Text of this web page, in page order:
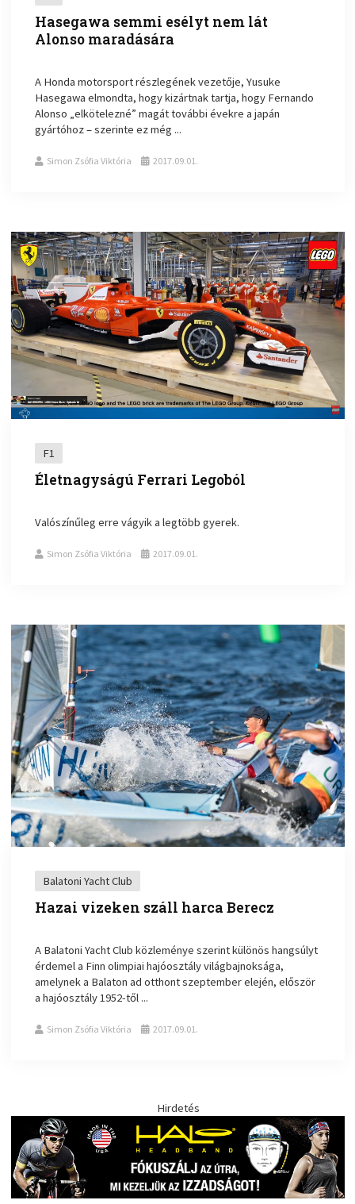
Hasegawa semmi esélyt nem lát
Alonso maradására
A Honda motorsport részlegének vezetője, Yusuke
Hasegawa elmondta, hogy kizártnak tartja, hogy Fernando
Alonso „elkötelezné” magát további évekre a japán
gyártóhoz – szerinte ez még ...
Simon Zsófia Viktória 2017.09.01.
F1
Életnagyságú Ferrari Legoból
Valószínűleg erre vágyik a legtöbb gyerek.
Simon Zsófia Viktória 2017.09.01.
Balatoni Yacht Club
Hazai vizeken száll harca Berecz
A Balatoni Yacht Club közleménye szerint különös hangsúlyt
érdemel a Finn olimpiai hajóosztály világbajnoksága,
amelynek a Balaton ad otthont szeptember elején, először
a hajóosztály 1952-től ...
Simon Zsófia Viktória 2017.09.01.
Hirdetés